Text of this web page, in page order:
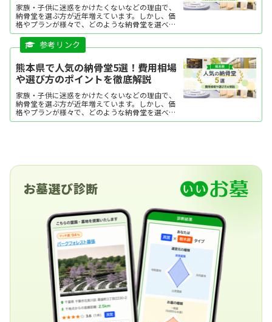
家族・子供に迷惑をかけたくないなどの理由で、
納骨堂を選ぶ方が近年増えています。しかし、価
格やプランが様々で、どのような納骨堂を選べば
よいか迷う方も多いですよね。今回は、福岡県で
人気の納骨堂を、ランキング形式にてご紹介しま
す。それぞれの特徴を...
熊本県で人気の納骨堂5選！費用相場
や選び方のポイントを徹底解説
家族・子供に迷惑をかけたくないなどの理由で、
納骨堂を選ぶ方が近年増えています。しかし、価
格やプランが様々で、どのような納骨堂を選べば
よいか迷う方も多いですよね。今回は、熊本県で
お墓選び診断